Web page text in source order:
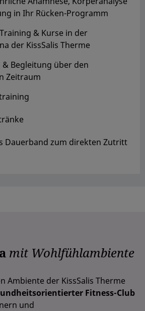
in Ihr Rücken-Programm
& Kurse in der
der KissSalis Therme
Begleitung über den
Zeitraum
Dauerband zum direkten Zutritt
mit Wohlfühlambiente
Ambiente der KissSalis Therme
Fitness-Club
und